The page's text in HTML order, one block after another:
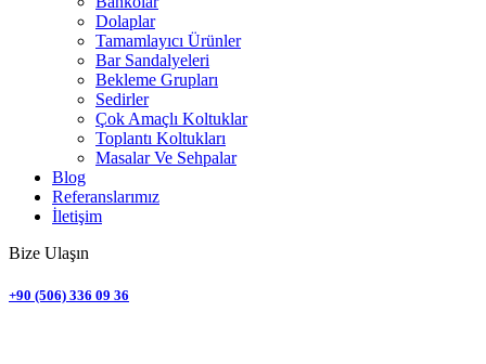
Dolaplar
Tamamlayıcı Ürünler
Bar Sandalyeleri
Bekleme Grupları
Sedirler
Çok Amaçlı Koltuklar
Toplantı Koltukları
Masalar Ve Sehpalar
Blog
Referanslarımız
İletişim
Bize Ulaşın
+90 (506) 336 09 36